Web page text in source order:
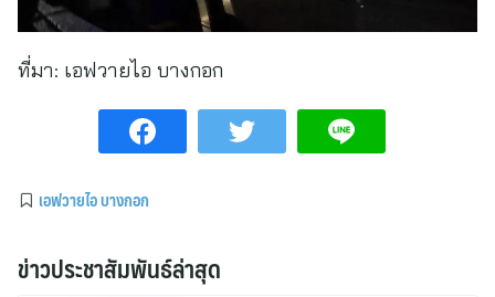
ที่มา: เอฟวายไอ บางกอก
เอฟวายไอ บางกอก
ข่าวประชาสัมพันธ์ล่าสุด